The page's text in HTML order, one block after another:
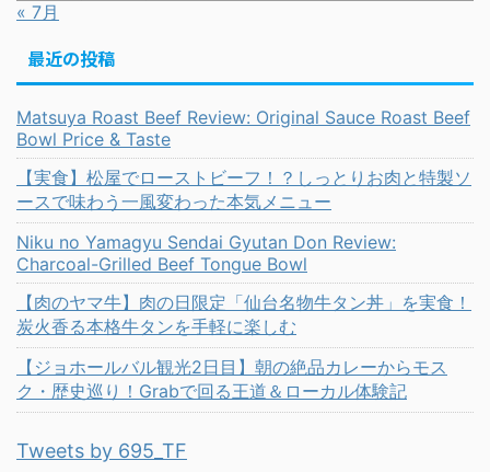
« 7月
最近の投稿
Matsuya Roast Beef Review: Original Sauce Roast Beef
Bowl Price & Taste
【実食】松屋でローストビーフ！？しっとりお肉と特製ソ
ースで味わう一風変わった本気メニュー
Niku no Yamagyu Sendai Gyutan Don Review:
Charcoal-Grilled Beef Tongue Bowl
【肉のヤマ牛】肉の日限定「仙台名物牛タン丼」を実食！
炭火香る本格牛タンを手軽に楽しむ
【ジョホールバル観光2日目】朝の絶品カレーからモス
ク・歴史巡り！Grabで回る王道＆ローカル体験記
Tweets by 695_TF